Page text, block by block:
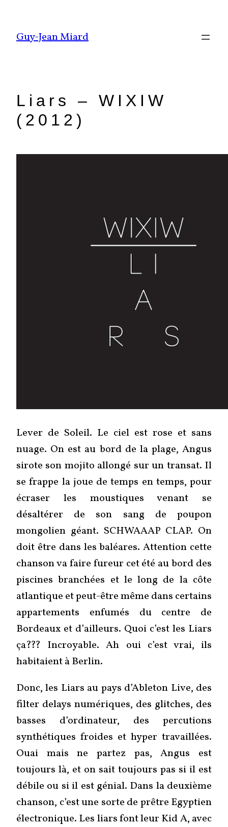
contenu
Guy-Jean Miard
Liars – WIXIW
(2012)
Lever de Soleil. Le ciel est rose et sans
nuage. On est au bord de la plage, Angus
sirote son mojito allongé sur un transat. Il
se frappe la joue de temps en temps, pour
écraser les moustiques venant se
désaltérer de son sang de poupon
mongolien géant. SCHWAAAP CLAP. On
doit être dans les baléares. Attention cette
chanson va faire fureur cet été au bord des
piscines branchées et le long de la côte
atlantique et peut-être même dans certains
appartements enfumés du centre de
Bordeaux et d’ailleurs. Quoi c’est les Liars
ça??? Incroyable. Ah oui c’est vrai, ils
habitaient à Berlin.
Donc, les Liars au pays d’Ableton Live, des
filter delays numériques, des glitches, des
basses d’ordinateur, des percutions
synthétiques froides et hyper travaillées.
Ouai mais ne partez pas, Angus est
toujours là, et on sait toujours pas si il est
débile ou si il est génial. Dans la deuxième
chanson, c’est une sorte de prêtre Egyptien
électronique. Les liars font leur Kid A, avec